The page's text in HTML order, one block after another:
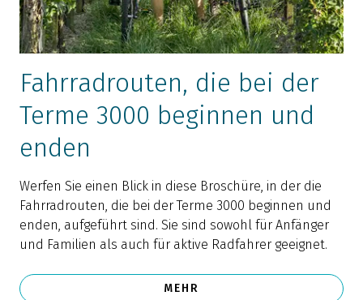
Fahrradrouten, die bei der
Terme 3000 beginnen und
enden
Werfen Sie einen Blick in diese Broschüre, in der die
Fahrradrouten, die bei der Terme 3000 beginnen und
enden, aufgeführt sind. Sie sind sowohl für Anfänger
und Familien als auch für aktive Radfahrer geeignet.
MEHR